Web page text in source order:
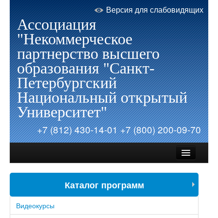
Версия для слабовидящих
Ассоциация
"Некоммерческое
партнерство высшего
образования "Санкт-
Петербургский
Национальный открытый
Университет"
+7 (812) 430-14-01+7 (800) 200-09-70
Об Университете
Запись на обучение
Каталог программ
Видеокурсы